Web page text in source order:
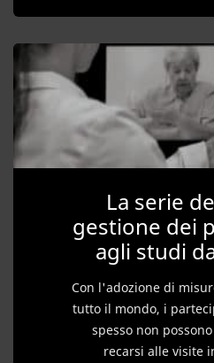
La serie
gestione dei
agli studi
Con l'adozione di
tutto il mondo, i
spesso non
recarsi alle visite